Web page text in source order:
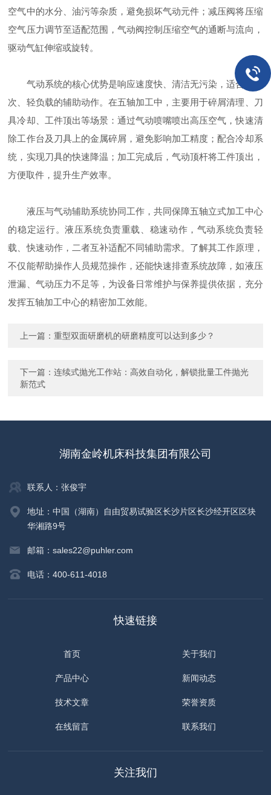
空气中的水分、油污等杂质，避免损坏气动元件；减压阀将压缩
空气压力调节至适配范围，气动阀控制压缩空气的通断与流向，
驱动气缸伸缩或旋转。
气动系统的核心优势是响应速度快、清洁无污染，适合高频
次、轻负载的辅助动作。在五轴加工中，主要用于碎屑清理、刀
具冷却、工件顶出等场景：通过气动喷嘴喷出高压空气，快速清
除工作台及刀具上的金属碎屑，避免影响加工精度；配合冷却系
统，实现刀具的快速降温；加工完成后，气动顶杆将工件顶出，
方便取件，提升生产效率。
液压与气动辅助系统协同工作，共同保障五轴立式加工中心
的稳定运行。液压系统负责重载、稳速动作，气动系统负责轻
载、快速动作，二者互补适配不同辅助需求。了解其工作原理，
不仅能帮助操作人员规范操作，还能快速排查系统故障，如液压
泄漏、气动压力不足等，为设备日常维护与保养提供依据，充分
发挥五轴加工中心的精密加工效能。
上一篇：重型双面研磨机的研磨精度可以达到多少？
下一篇：连续式抛光工作站：高效自动化，解锁批量工件抛光
新范式
湖南金岭机床科技集团有限公司
联系人：张俊宇
地址：中国（湖南）自由贸易试验区长沙片区长沙经开区区块
华湘路9号
邮箱：sales22@puhler.com
电话：400-611-4018
快速链接
首页 关于我们
产品中心 新闻动态
技术文章 荣誉资质
在线留言 联系我们
关注我们